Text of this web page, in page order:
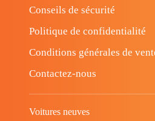
Conseils de sécurité
Politique de confidentialité
Conditions générales de
Contactez-nous
Voitures neuves